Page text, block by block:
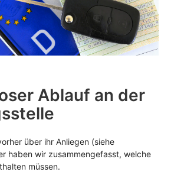
Ablauf an der
über ihr Anliegen (siehe
haben wir zusammengefasst, welche
müssen.